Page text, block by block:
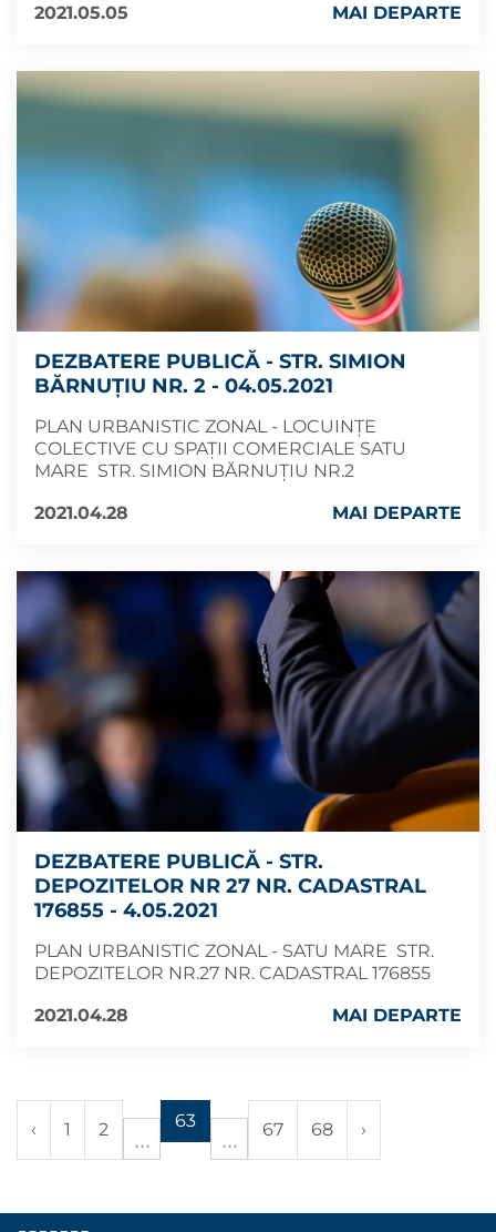
2021.05.05
MAI DEPARTE
DEZBATERE PUBLICĂ - STR. SIMION
BĂRNUȚIU NR. 2 - 04.05.2021
PLAN URBANISTIC ZONAL - LOCUINȚE
COLECTIVE CU SPAȚII COMERCIALE SATU
MARE STR. SIMION BĂRNUȚIU NR.2
2021.04.28
MAI DEPARTE
DEZBATERE PUBLICĂ - STR.
DEPOZITELOR NR 27 NR. CADASTRAL
176855 - 4.05.2021
PLAN URBANISTIC ZONAL - SATU MARE STR.
DEPOZITELOR NR.27 NR. CADASTRAL 176855
2021.04.28
MAI DEPARTE
‹ 1 2 63 67 68 ›